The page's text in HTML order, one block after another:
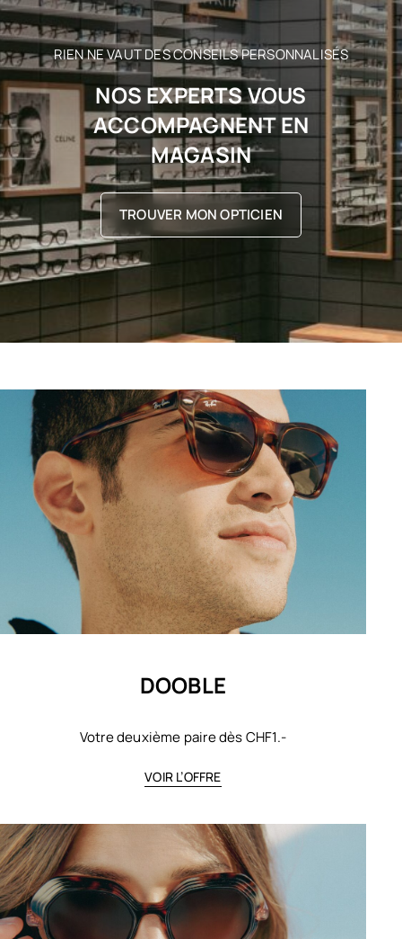
RIEN NE VAUT DES CONSEILS PERSONNALISÉS
NOS EXPERTS VOUS
ACCOMPAGNENT EN
MAGASIN
TROUVER MON OPTICIEN
DOOBLE
Votre deuxième paire dès CHF1.-
VOIR L’OFFRE